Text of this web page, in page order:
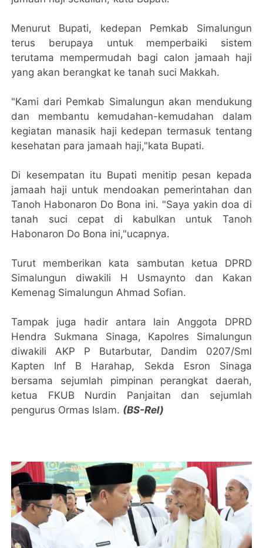
Menurut Bupati, kedepan Pemkab Simalungun
terus berupaya untuk memperbaiki sistem
terutama mempermudah bagi calon jamaah haji
yang akan berangkat ke tanah suci Makkah.
"Kami dari Pemkab Simalungun akan mendukung
dan membantu kemudahan-kemudahan dalam
kegiatan manasik haji kedepan termasuk tentang
kesehatan para jamaah haji,"kata Bupati.
Di kesempatan itu Bupati menitip pesan kepada
jamaah haji untuk mendoakan pemerintahan dan
Tanoh Habonaron Do Bona ini. "Saya yakin doa di
tanah suci cepat di kabulkan untuk Tanoh
Habonaron Do Bona ini,"ucapnya.
Turut memberikan kata sambutan ketua DPRD
Simalungun diwakili H Usmaynto dan Kakan
Kemenag Simalungun Ahmad Sofian.
Tampak juga hadir antara lain Anggota DPRD
Hendra Sukmana Sinaga, Kapolres Simalungun
diwakili AKP P Butarbutar, Dandim 0207/Sml
Kapten Inf B Harahap, Sekda Esron Sinaga
bersama sejumlah pimpinan perangkat daerah,
ketua FKUB Nurdin Panjaitan dan sejumlah
pengurus Ormas Islam. (BS-Rel)